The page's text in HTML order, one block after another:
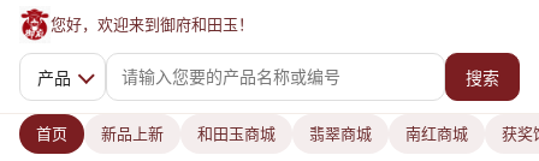
您好，欢迎来到御府和田玉！
产品 搜索
首页 新品上新 和田玉商城 翡翠商城 南红商城 获奖